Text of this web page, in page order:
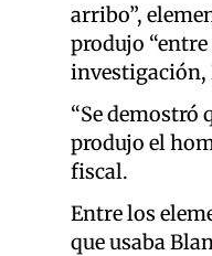
arribo”,
produjo “entre
investigación,
“Se demostró
produjo el
fiscal.
Entre los
que usaba